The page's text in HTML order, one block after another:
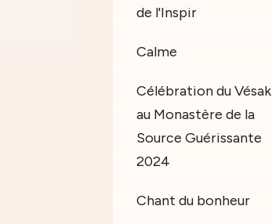
de l'Inspir
Calme
Célébration du Vésak
au Monastère de la
Source Guérissante
2024
Chant du bonheur